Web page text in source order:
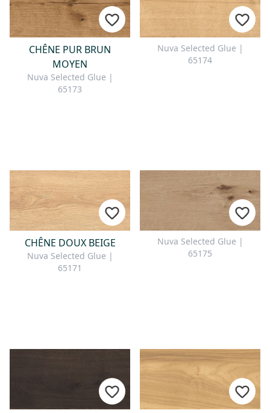
CHÊNE PUR BRUN
MOYEN
Nuva Selected Glue |
65173
Nuva Selected Glue |
65174
CHÊNE DOUX BEIGE
Nuva Selected Glue |
65171
Nuva Selected Glue |
65175